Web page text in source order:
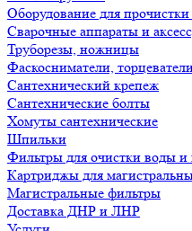
Оборудование для
Сварочные аппараты и
Труборезы, ножницы
Фаскосниматели,
Сантехнический крепеж
Сантехнические болты
Хомуты сантехнические
Шпильки
Фильтры для очистки воды
Картриджы для
Магистральные фильтры
Доставка ДНР и ЛНР